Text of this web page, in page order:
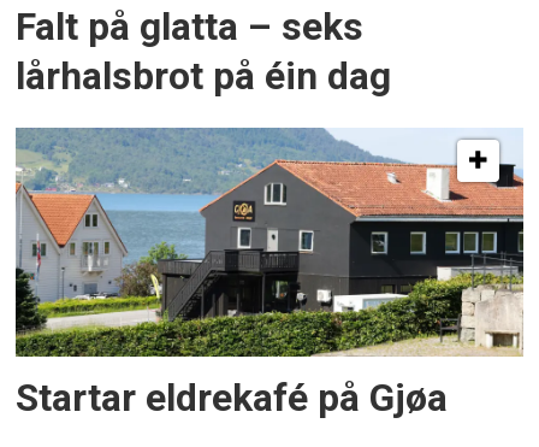
Falt på glatta – seks
lårhalsbrot på éin dag
Startar eldrekafé på Gjøa